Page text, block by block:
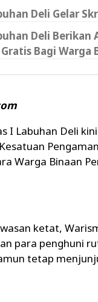
Deli Gelar
Deli
Bagi Warga
I Labuhan Deli
Warga Binaan
ketat,
para penghuni
tetap